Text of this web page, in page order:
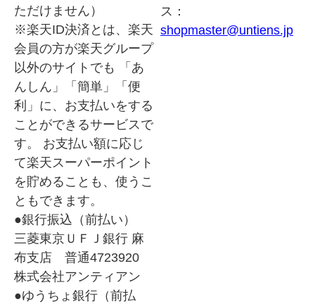
ただけません）
※楽天ID決済とは、楽天
会員の方が楽天グループ
以外のサイトでも 「あ
んしん」「簡単」「便
利」に、お支払いをする
ことができるサービスで
す。 お支払い額に応じ
て楽天スーパーポイント
を貯めることも、使うこ
ともできます。
●銀行振込（前払い）
三菱東京ＵＦＪ銀行 麻
布支店 普通4723920
株式会社アンティアン
●ゆうちょ銀行（前払
ス：
shopmaster@untiens.jp